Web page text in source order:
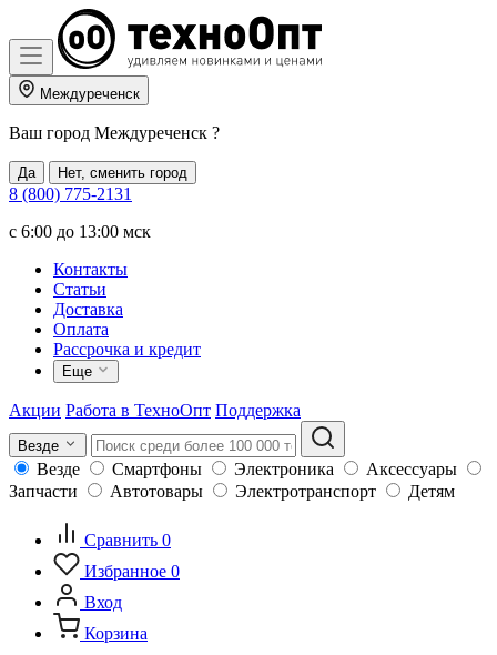
Междуреченск
Ваш город Междуреченск ?
Да Нет, сменить город
8 (800) 775-2131
c 6:00 до 13:00 мск
Контакты
Статьи
Доставка
Оплата
Рассрочка и кредит
Еще
Акции Работа в ТехноОпт Поддержка
Везде
Везде Смартфоны Электроника
Аксессуары
Запчасти
Автотовары Электротранспорт Детям
Сравнить 0
Избранное 0
Вход
Корзина